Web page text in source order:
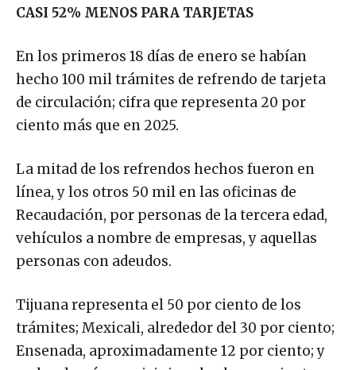
CASI 52% MENOS PARA TARJETAS
En los primeros 18 días de enero se habían
hecho 100 mil trámites de refrendo de tarjeta
de circulación; cifra que representa 20 por
ciento más que en 2025.
La mitad de los refrendos hechos fueron en
línea, y los otros 50 mil en las oficinas de
Recaudación, por personas de la tercera edad,
vehículos a nombre de empresas, y aquellas
personas con adeudos.
Tijuana representa el 50 por ciento de los
trámites; Mexicali, alrededor del 30 por ciento;
Ensenada, aproximadamente 12 por ciento; y